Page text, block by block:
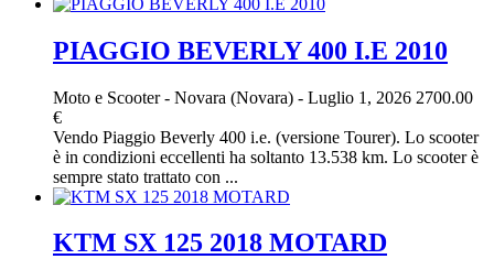
PIAGGIO BEVERLY 400 I.E 2010
Moto e Scooter- Novara (Novara) - Luglio 1, 2026 2700.00
€
Vendo Piaggio Beverly 400 i.e. (versione Tourer). Lo scooter
è in condizioni eccellenti ha soltanto 13.538 km. Lo scooter è
sempre stato trattato con ...
KTM SX 125 2018 MOTARD